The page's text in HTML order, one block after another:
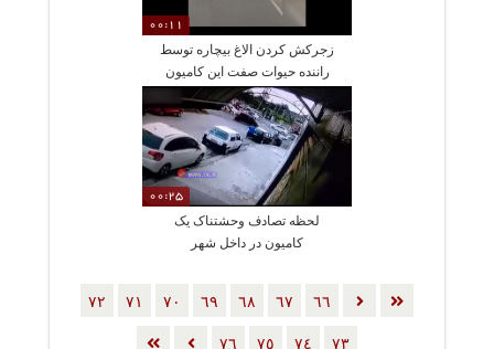
00:11
زجرکش کردن الاغ بیچاره توسط
راننده حیوات صفت این کامیون
00:25
لحظه تصادف وحشتناک یک
کامیون در داخل شهر
٦٦ ٦٧ ٦٨ ٦٩ ٧٠ ٧١ ٧٢
٧٣ ٧٤ ٧٥ ٧٦